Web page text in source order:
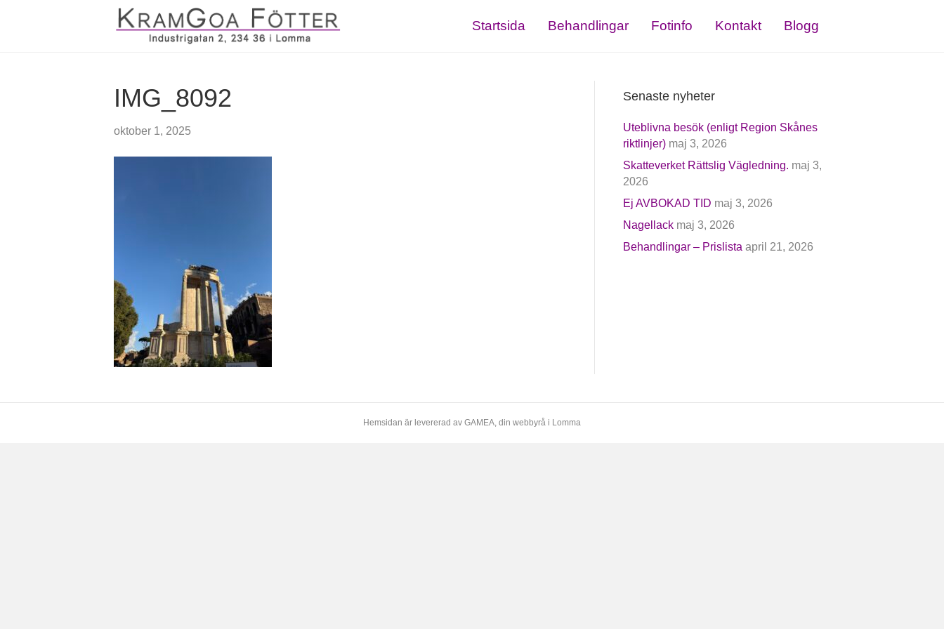
Startsida Behandlingar Fotinfo Kontakt Blogg
IMG_8092
oktober 1, 2025
Senaste nyheter
Uteblivna besök (enligt Region Skånes
riktlinjer) maj 3, 2026
Skatteverket Rättslig Vägledning. maj 3,
2026
Ej AVBOKAD TID maj 3, 2026
Nagellack maj 3, 2026
Behandlingar – Prislista april 21, 2026
Hemsidan är levererad av GAMEA, din webbyrå i Lomma